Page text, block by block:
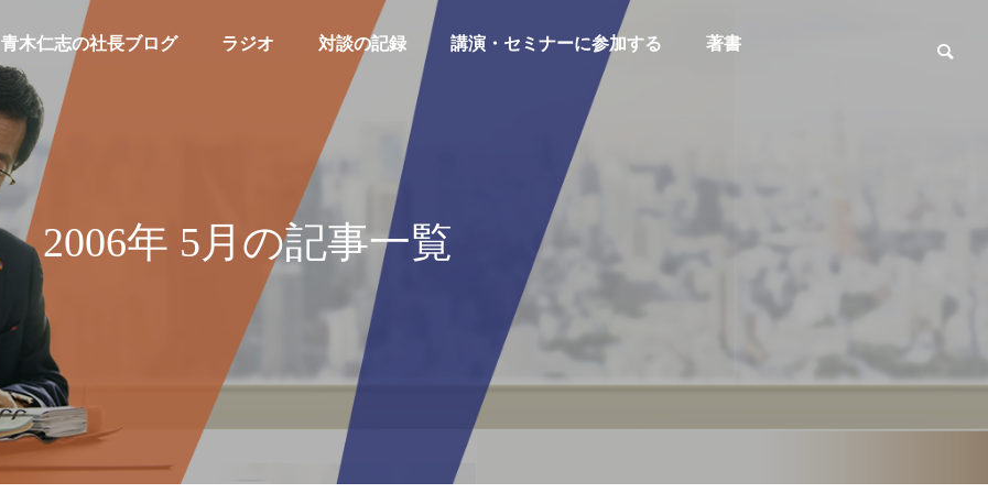
青木仁志の社長ブログ ラジオ 対談の記録 講演・セミナーに参加する 著書
2006年 5月の記事一覧